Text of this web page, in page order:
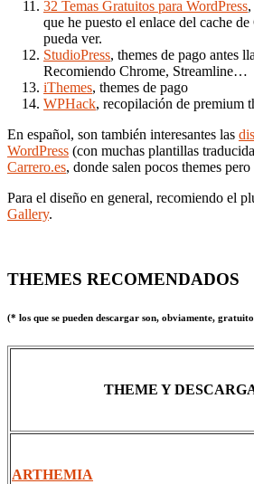
32 Temas Gratuitos para WordPress
que he puesto el enlace del cache
pueda ver.
StudioPress, themes de pago antes
Recomiendo Chrome, Streamline…
iThemes, themes de pago
WPHack, recopilación de premium
En español, son también interesantes las
WordPress (con muchas plantillas
Carrero.es, donde salen pocos themes
Para el diseño en general, recomiendo el
Gallery.
THEMES RECOMENDADOS
(* los que se pueden descargar son, obviamente,
THEME Y
ARTHEMIA